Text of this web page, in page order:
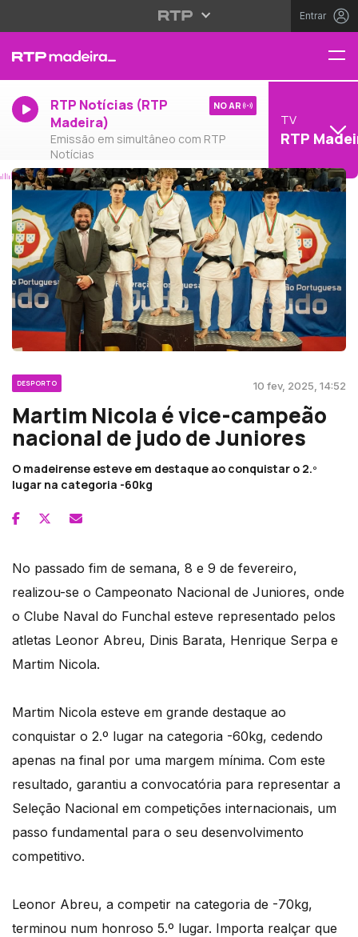
Entrar
RTP Notícias (RTP
Madeira)
Emissão em simultâneo com RTP
Notícias
NO AR
TV
RTP
DESPORTO 10 fev, 2025, 14:52
Martim Nicola é vice-campeão
nacional de judo de Juniores
O madeirense esteve em destaque ao conquistar o 2.º
lugar na categoria -60kg
No passado fim de semana, 8 e 9 de fevereiro,
realizou-se o Campeonato Nacional de Juniores, onde
o Clube Naval do Funchal esteve representado pelos
atletas Leonor Abreu, Dinis Barata, Henrique Serpa e
Martim Nicola.
Martim Nicola esteve em grande destaque ao
conquistar o 2.º lugar na categoria -60kg, cedendo
apenas na final por uma margem mínima. Com este
resultado, garantiu a convocatória para representar a
Seleção Nacional em competições internacionais, um
passo fundamental para o seu desenvolvimento
competitivo.
Leonor Abreu, a competir na categoria de -70kg,
terminou num honroso 5.º lugar. Importa realçar que